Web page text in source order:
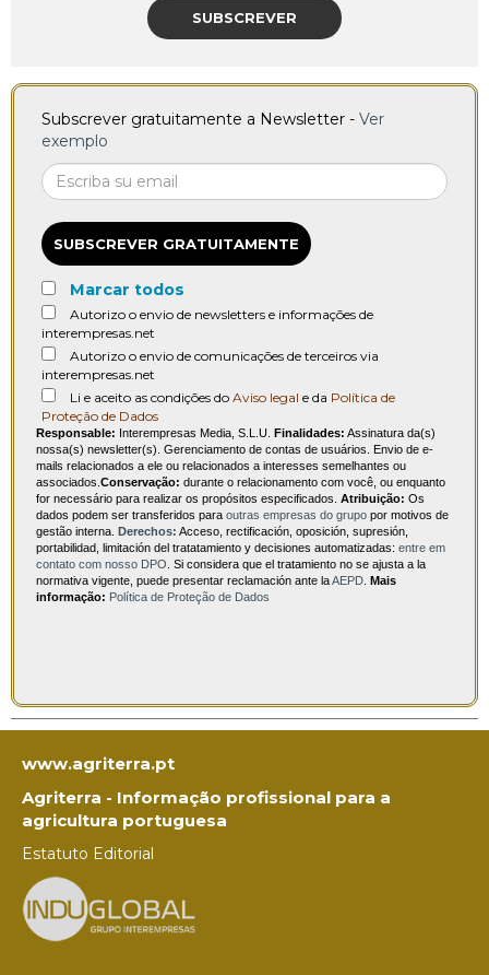
SUBSCREVER
Subscrever gratuitamente a Newsletter - Ver
exemplo
SUBSCREVER GRATUITAMENTE
Marcar todos
Autorizo o envio de newsletters e informações de
interempresas.net
Autorizo o envio de comunicações de terceiros via
interempresas.net
Li e aceito as condições do Aviso legal e da Política de
Proteção de Dados
Responsable: Interempresas Media, S.L.U. Finalidades: Assinatura da(s)
nossa(s) newsletter(s). Gerenciamento de contas de usuários. Envio de e-
mails relacionados a ele ou relacionados a interesses semelhantes ou
associados. Conservação: durante o relacionamento com você, ou enquanto
for necessário para realizar os propósitos especificados. Atribuição: Os
dados podem ser transferidos para outras empresas do grupo por motivos de
gestão interna. Derechos: Acceso, rectificación, oposición, supresión,
portabilidad, limitación del tratatamiento y decisiones automatizadas: entre em
contato com nosso DPO . Si considera que el tratamiento no se ajusta a la
normativa vigente, puede presentar reclamación ante laAEPD Mais
informação: Política de Proteção de Dados
www.agriterra.pt
Agriterra - Informação profissional para a
agricultura portuguesa
Estatuto Editorial